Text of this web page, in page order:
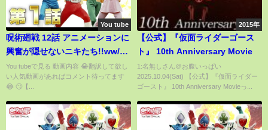
You tube
呪術廻戦 12話 アニメーションに
興奮が隠せないニキたち!!ww/海
外で人気のニキたちの反応【海
外の反応】
You tubeで見る 動画内容 😂翻訳して欲し
い人気動画があればコメント待ってます
😂 🙄【...
2015年
【公式】『仮面ライダーゴース
ト』 10th Anniversary Movie
1:名無しさん＠お腹いっぱい
2025.10.04(Sat) 【公式】『仮面ライダー
ゴースト』 10th Anniversary Movieっ...